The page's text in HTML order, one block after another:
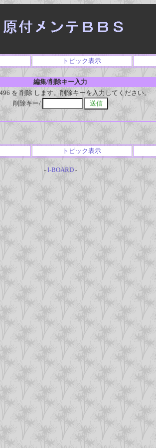
トピック表示
編集/削除キー入力
を 削除 します。削除キーを入力してください。
削除キー/
トピック表示
- I-BOARD-